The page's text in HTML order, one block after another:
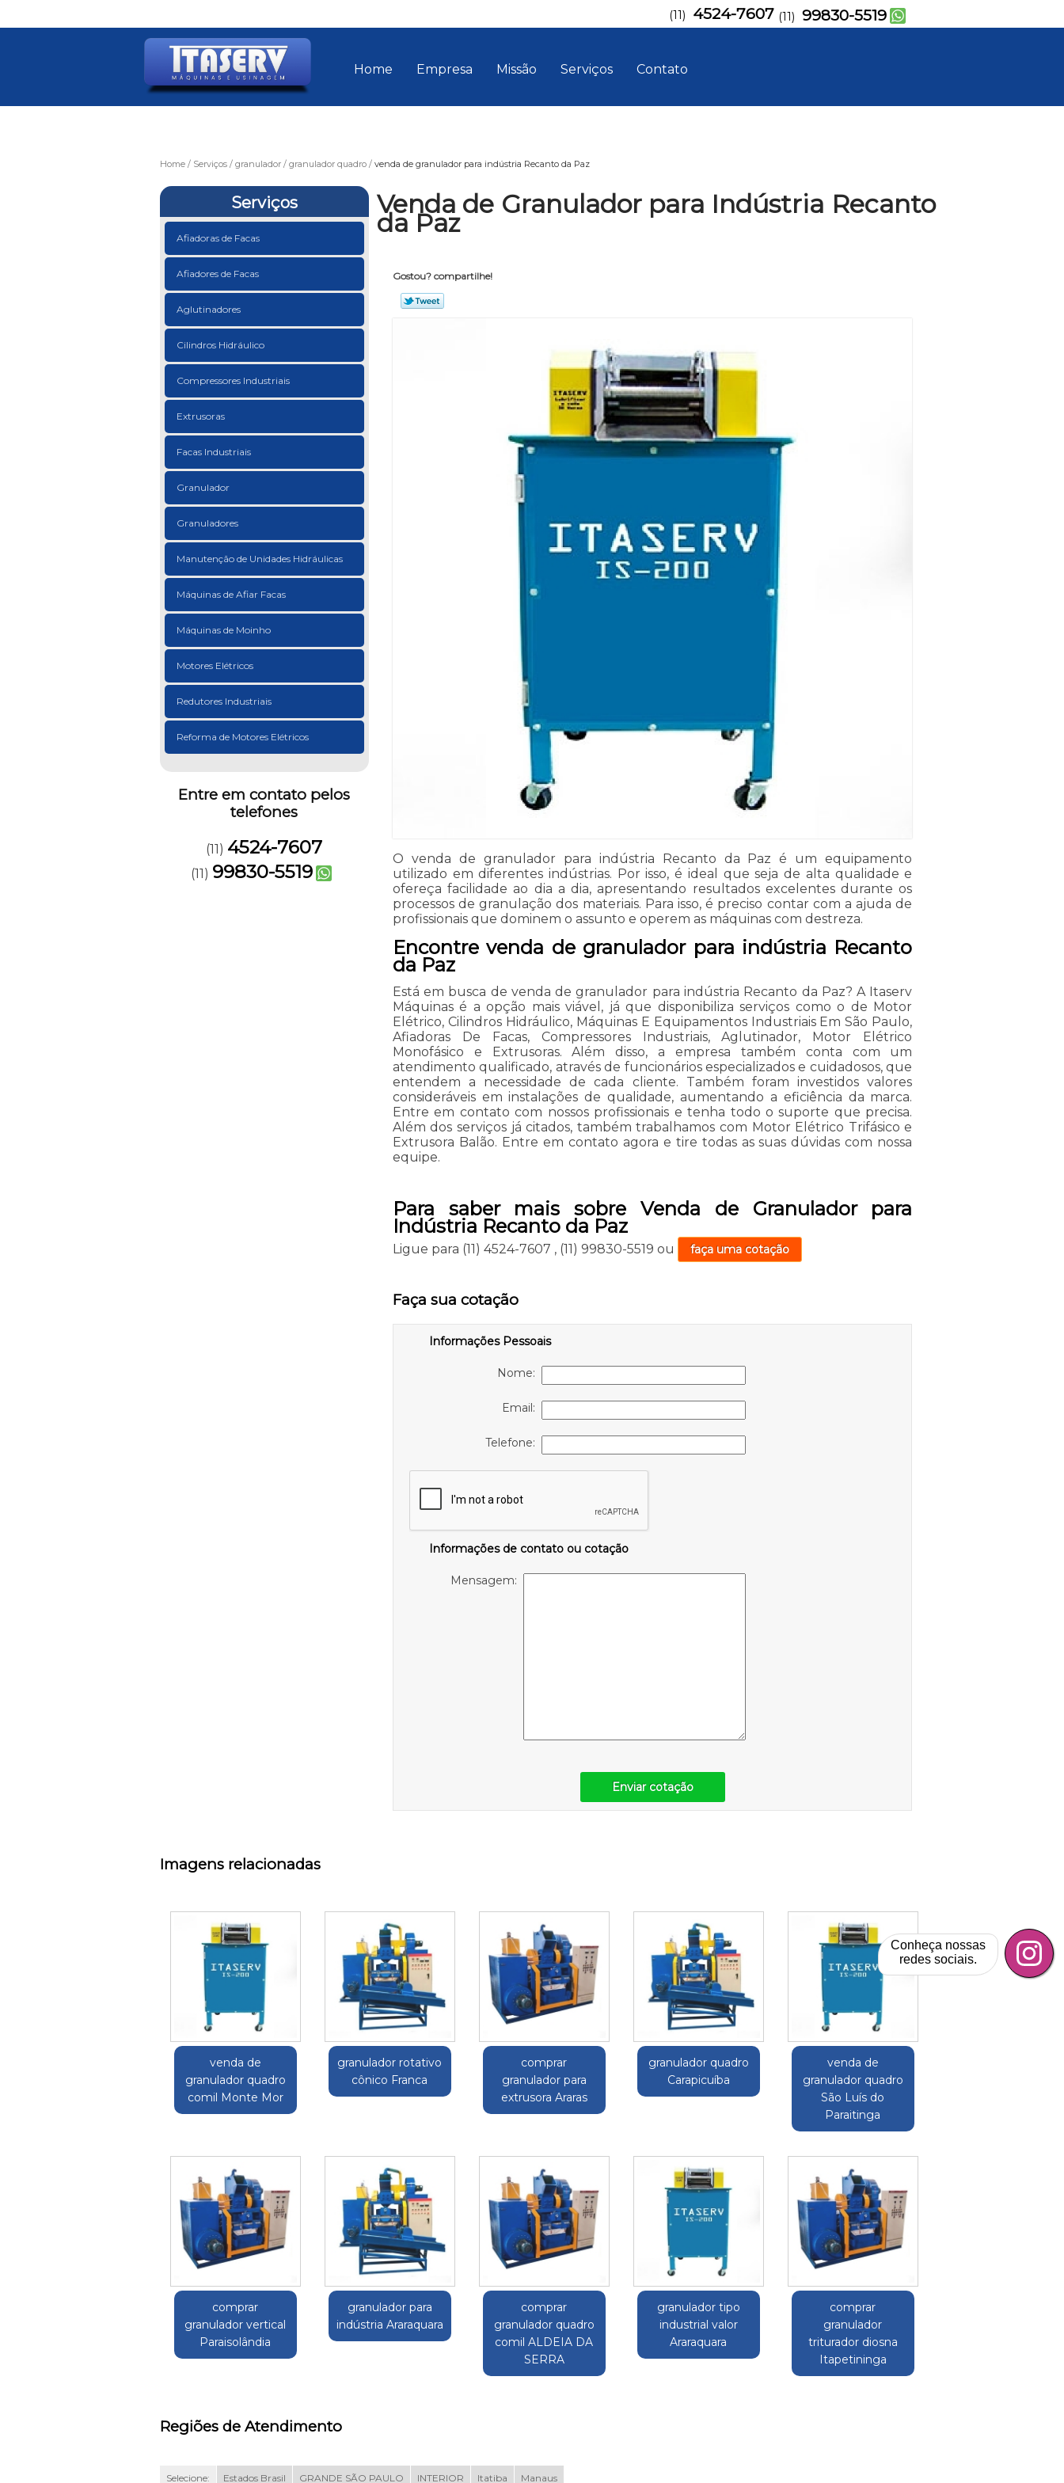
Home Empresa Missão Serviços Contato
(11) 4524-7607 (11) 99830-5519
Home Serviços granulador granulador quadro venda de granulador para indústria Recanto da Paz
Serviços
Afiadoras de Facas
Afiadores de Facas
Aglutinadores
Cilindros Hidráulico
Compressores Industriais
Extrusoras
Facas Industriais
Granulador
Granuladores
Manutenção de Unidades Hidráulicas
Máquinas de Afiar Facas
Máquinas de Moinho
Motores Elétricos
Redutores Industriais
Reforma de Motores Elétricos
Entre em contato pelos
telefones
(11) 4524-7607
(11) 99830-5519
Venda de Granulador para Indústria Recanto
da Paz
Gostou? compartilhe!
O venda de granulador para indústria Recanto da Paz é um equipamento
utilizado em diferentes indústrias. Por isso, é ideal que seja de alta qualidade e
ofereça facilidade ao dia a dia, apresentando resultados excelentes durante os
processos de granulação dos materiais. Para isso, é preciso contar com a ajuda de
profissionais que dominem o assunto e operem as máquinas com destreza.
Encontre venda de granulador para indústria Recanto
da Paz
Está em busca de venda de granulador para indústria Recanto da Paz? A Itaserv
Máquinas é a opção mais viável, já que disponibiliza serviços como o de Motor
Elétrico, Cilindros Hidráulico, Máquinas E Equipamentos Industriais Em São Paulo,
Afiadoras De Facas, Compressores Industriais, Aglutinador, Motor Elétrico
Monofásico e Extrusoras. Além disso, a empresa também conta com um
atendimento qualificado, através de funcionários especializados e cuidadosos, que
entendem a necessidade de cada cliente. Também foram investidos valores
consideráveis em instalações de qualidade, aumentando a eficiência da marca.
Entre em contato com nossos profissionais e tenha todo o suporte que precisa.
Além dos serviços já citados, também trabalhamos com Motor Elétrico Trifásico e
Extrusora Balão. Entre em contato agora e tire todas as suas dúvidas com nossa
equipe.
Para saber mais sobre Venda de Granulador para
Indústria Recanto da Paz
Ligue para (11) 4524-7607 , (11) 99830-5519 ou faça uma cotação
Faça sua cotação
Informações Pessoais
Nome:
Email:
Telefone:
Informações de contato ou cotação
Mensagem:
Enviar cotação
Imagens relacionadas
venda de
granulador quadro
comil Monte Mor
granulador rotativo
cônico Franca
comprar
granulador para
extrusora Araras
granulador quadro
Carapicuíba
venda de
granulador quadro
São Luís do
Paraitinga
comprar
granulador vertical
Paraisolândia
granulador para
indústria Araraquara
comprar
granulador quadro
comil ALDEIA DA
SERRA
granulador tipo
industrial valor
Araraquara
comprar
granulador
triturador diosna
Itapetininga
Regiões de Atendimento
Selecione: Estados Brasil GRANDE SÃO PAULO INTERIOR Itatiba Manaus
Conheça nossas
redes sociais.